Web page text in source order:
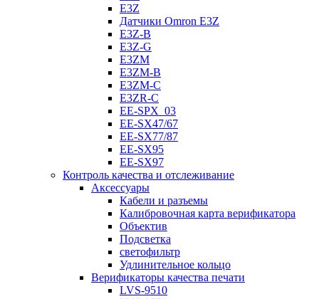
E3Z
Датчики Omron E3Z
E3Z-B
E3Z-G
E3ZM
E3ZM-B
E3ZM-C
E3ZR-C
EE-SPX_03
EE-SX47/67
EE-SX77/87
EE-SX95
EE-SX97
Контроль качества и отслеживание
Аксессуары
Кабели и разъемы
Калибровочная карта верификатора
Объектив
Подсветка
светофильтр
Удлинительное кольцо
Верификаторы качества печати
LVS-9510